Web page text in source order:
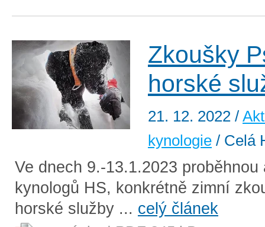
Zkoušky
horské
21. 12. 2022 /
kynologie / Celá
Ve dnech 9.-13.1.2023 proběhnou
kynologů HS, konkrétně zimní
horské služby ... celý článek